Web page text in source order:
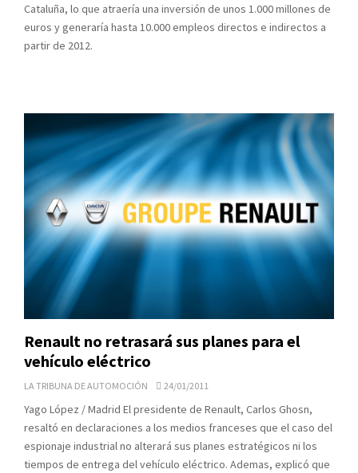
Cataluña, lo que atraería una inversión de unos 1.000 millones de
euros y generaría hasta 10.000 empleos directos e indirectos a
partir de 2012.
Renault no retrasará sus planes para el
vehículo eléctrico
LA TRIBUNA DE AUTOMOCIÓN 24/01/2011
Yago López / Madrid El presidente de Renault, Carlos Ghosn,
resaltó en declaraciones a los medios franceses que el caso del
espionaje industrial no alterará sus planes estratégicos ni los
tiempos de entrega del vehículo eléctrico. Ademas, explicó que